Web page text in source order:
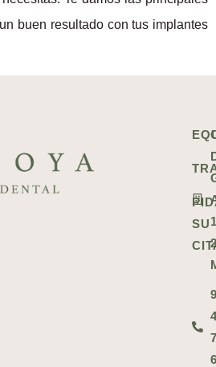
buen resultado con tus implantes
SU